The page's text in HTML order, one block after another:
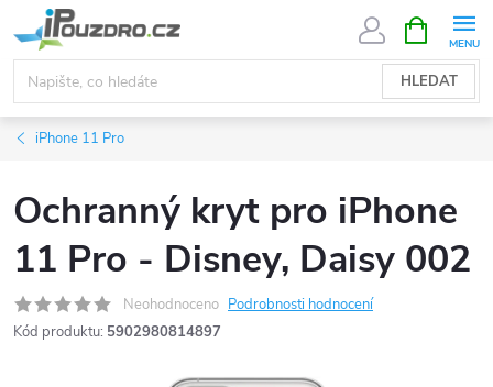
na
obsah
HLEDAT
NÁKUPNÍ
KOŠÍK
iPhone 11 Pro
Ochranný kryt pro iPhone
11 Pro - Disney, Daisy 002
Neohodnoceno Podrobnosti hodnocení
Kód produktu: 5902980814897